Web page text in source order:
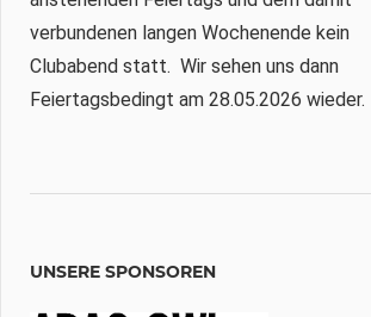
e.V.
im
ADAC
verbundenen langen Wochenende kein
Clubabend statt. Wir sehen uns dann
Feiertagsbedingt am 28.05.2026 wieder.
UNSERE SPONSOREN